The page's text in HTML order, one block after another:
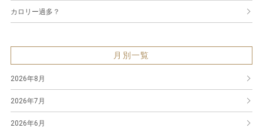
カロリー過多？
月別一覧
2026年8月
2026年7月
2026年6月